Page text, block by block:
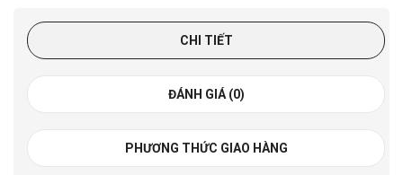
CHI TIẾT
ĐÁNH GIÁ (0)
PHƯƠNG THỨC GIAO HÀNG